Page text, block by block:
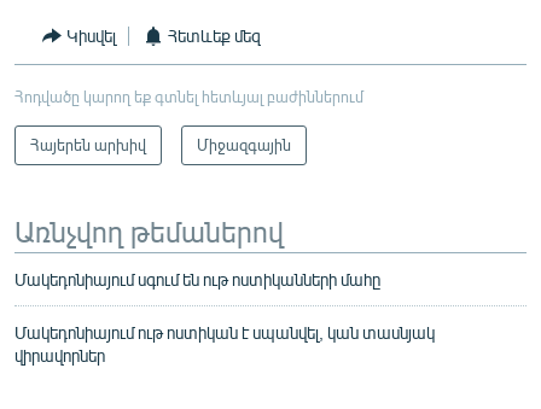
Կիսվել Հետևեք մեզ
Հոդվածը կարող եք գտնել հետևյալ բաժիններում
Հայերեն արխիվ Միջազգային
Առնչվող թեմաներով
Մակեդոնիայում սգում են ութ ոստիկանների մահը
Մակեդոնիայում ութ ոստիկան է սպանվել, կան տասնյակ
վիրավորներ